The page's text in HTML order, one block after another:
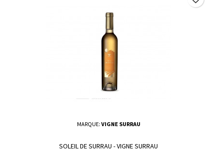
MARQUE: VIGNE SURRAU
SOLEIL DE SURRAU - VIGNE SURRAU